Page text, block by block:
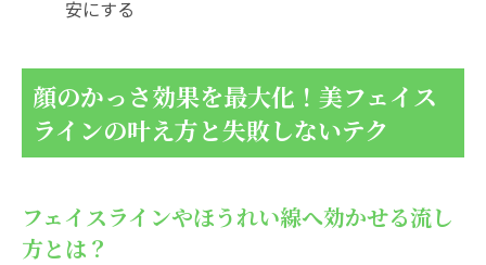
安にする
顔のかっさ効果を最大化！美フェイス
ラインの叶え方と失敗しないテク
フェイスラインやほうれい線へ効かせる流し
方とは？